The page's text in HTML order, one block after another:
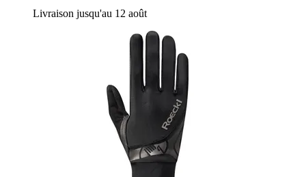
Livraison jusqu'au 12 août